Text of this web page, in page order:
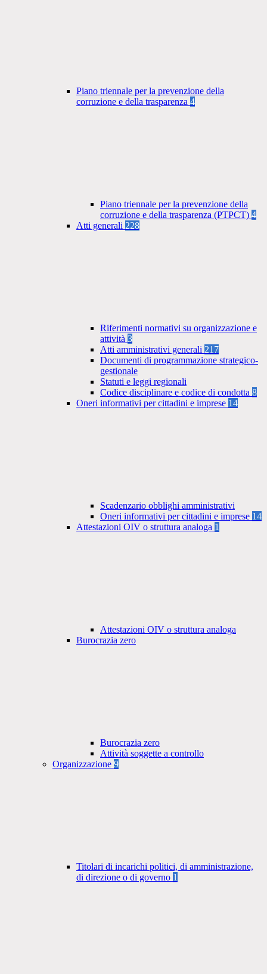
Piano triennale per la prevenzione della
corruzione e della trasparenza 4
Piano triennale per la prevenzione della
corruzione e della trasparenza (PTPCT) 4
Atti generali 228
Riferimenti normativi su organizzazione e
attività 3
Atti amministrativi generali 217
Documenti di programmazione strategico-
gestionale
Statuti e leggi regionali
Codice disciplinare e codice di condotta 8
Oneri informativi per cittadini e imprese 14
Scadenzario obblighi amministrativi
Oneri informativi per cittadini e imprese 14
Attestazioni OIV o struttura analoga 1
Attestazioni OIV o struttura analoga
Burocrazia zero
Burocrazia zero
Attività soggette a controllo
Organizzazione 9
Titolari di incarichi politici, di amministrazione,
di direzione o di governo 1